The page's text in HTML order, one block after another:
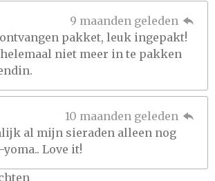
9 maanden geleden
pakket, leuk ingepakt!
niet meer in te pakken
10 maanden geleden
al mijn sieraden alleen nog
Love it!